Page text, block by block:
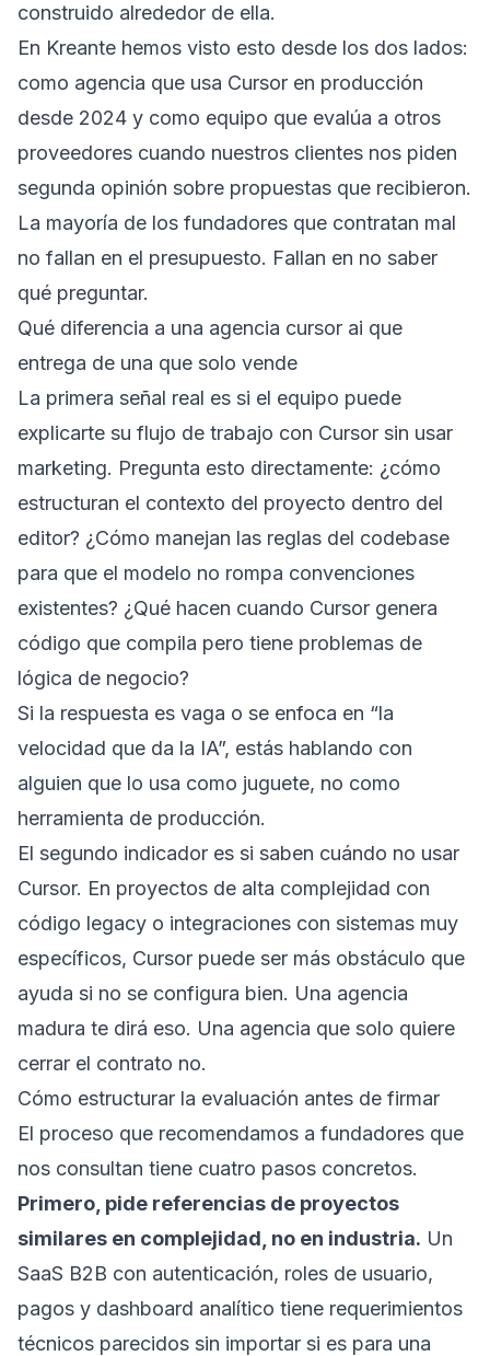
construido alrededor de ella.
En Kreante hemos visto esto desde los dos lados:
como agencia que usa Cursor en producción
desde 2024 y como equipo que evalúa a otros
proveedores cuando nuestros clientes nos piden
segunda opinión sobre propuestas que recibieron.
La mayoría de los fundadores que contratan mal
no fallan en el presupuesto. Fallan en no saber
qué preguntar.
Qué diferencia a una agencia cursor ai que
entrega de una que solo vende
La primera señal real es si el equipo puede
explicarte su flujo de trabajo con Cursor sin usar
marketing. Pregunta esto directamente: ¿cómo
estructuran el contexto del proyecto dentro del
editor? ¿Cómo manejan las reglas del codebase
para que el modelo no rompa convenciones
existentes? ¿Qué hacen cuando Cursor genera
código que compila pero tiene problemas de
lógica de negocio?
Si la respuesta es vaga o se enfoca en “la
velocidad que da la IA”, estás hablando con
alguien que lo usa como juguete, no como
herramienta de producción.
El segundo indicador es si saben cuándo no usar
Cursor. En proyectos de alta complejidad con
código legacy o integraciones con sistemas muy
específicos, Cursor puede ser más obstáculo que
ayuda si no se configura bien. Una agencia
madura te dirá eso. Una agencia que solo quiere
cerrar el contrato no.
Cómo estructurar la evaluación antes de firmar
El proceso que recomendamos a fundadores que
nos consultan tiene cuatro pasos concretos.
Primero, pide referencias de proyectos
similares en complejidad, no en industria. Un
SaaS B2B con autenticación, roles de usuario,
pagos y dashboard analítico tiene requerimientos
técnicos parecidos sin importar si es para una